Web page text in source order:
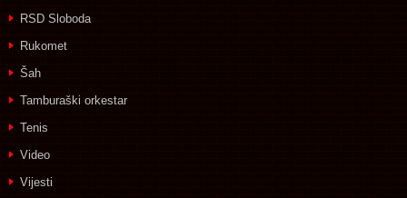
RSD Sloboda
Rukomet
Šah
Tamburaški orkestar
Tenis
Video
Vijesti